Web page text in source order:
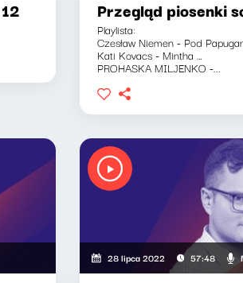
Przegląd piosenki
Playlista:
Czesław Niemen - Pod
Kati Kovacs - Mintha …
PROHASKA MILJENKO -...
28 lipca 2022 57:48